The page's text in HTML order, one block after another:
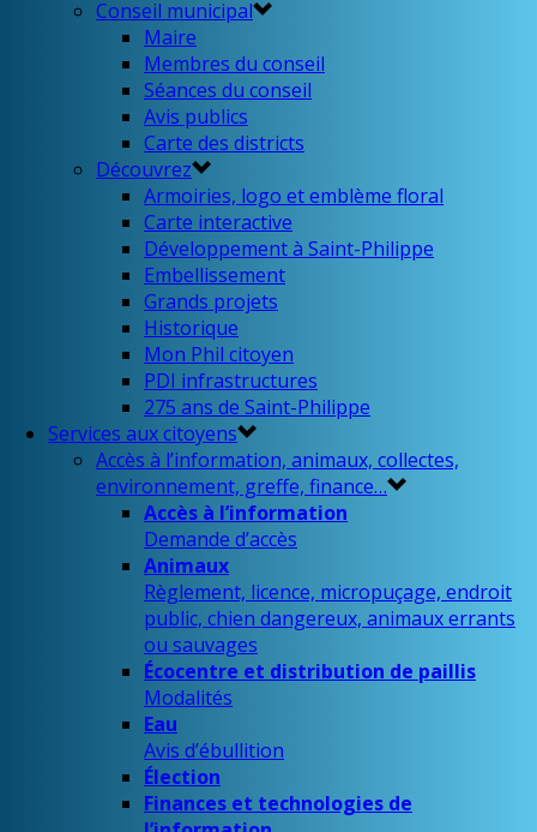
Conseil municipal
Maire
Membres du conseil
Séances du conseil
Avis publics
Carte des districts
Découvrez
Armoiries, logo et emblème floral
Carte interactive
Développement à Saint-Philippe
Embellissement
Grands projets
Historique
Mon Phil citoyen
PDI infrastructures
275 ans de Saint-Philippe
Services aux citoyens
Accès à l’information, animaux, collectes,
environnement, greffe, finance…
Accès à l’information
Demande d’accès
Animaux
Règlement, licence, micropuçage, endroit
public, chien dangereux, animaux errants
ou sauvages
Écocentre et distribution de paillis
Modalités
Eau
Avis d’ébullition
Élection
Finances et technologies de